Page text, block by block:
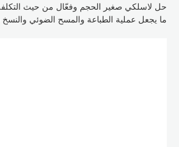
حل لاسلكي صغير الحجم وفعّال من حيث التكلفة
ما يجعل عملية الطباعة والمسح الضوئي والنسخ